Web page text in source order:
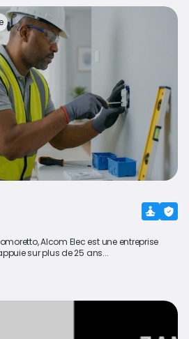
Alcom Elec est une entreprise
sur plus de 25 ans...